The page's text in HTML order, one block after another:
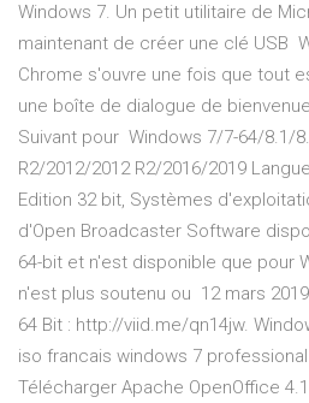
Windows 7. Un petit utilitaire de
maintenant de créer une clé USB
Chrome s'ouvre une fois que tout
une boîte de dialogue de
Suivant pour Windows 7/7-64/8.1/
R2/2012/2012 R2/2016/2019
Edition 32 bit, Systèmes
d'Open Broadcaster Software
64-bit et n'est disponible que pour
n'est plus soutenu ou 12 mars
64 Bit : http://viid.me/qn14jw.
iso francais windows 7
Télécharger Apache OpenOffice